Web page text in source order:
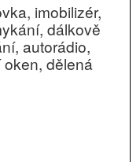
imobilizér,
dálkově
autorádio,
dělená